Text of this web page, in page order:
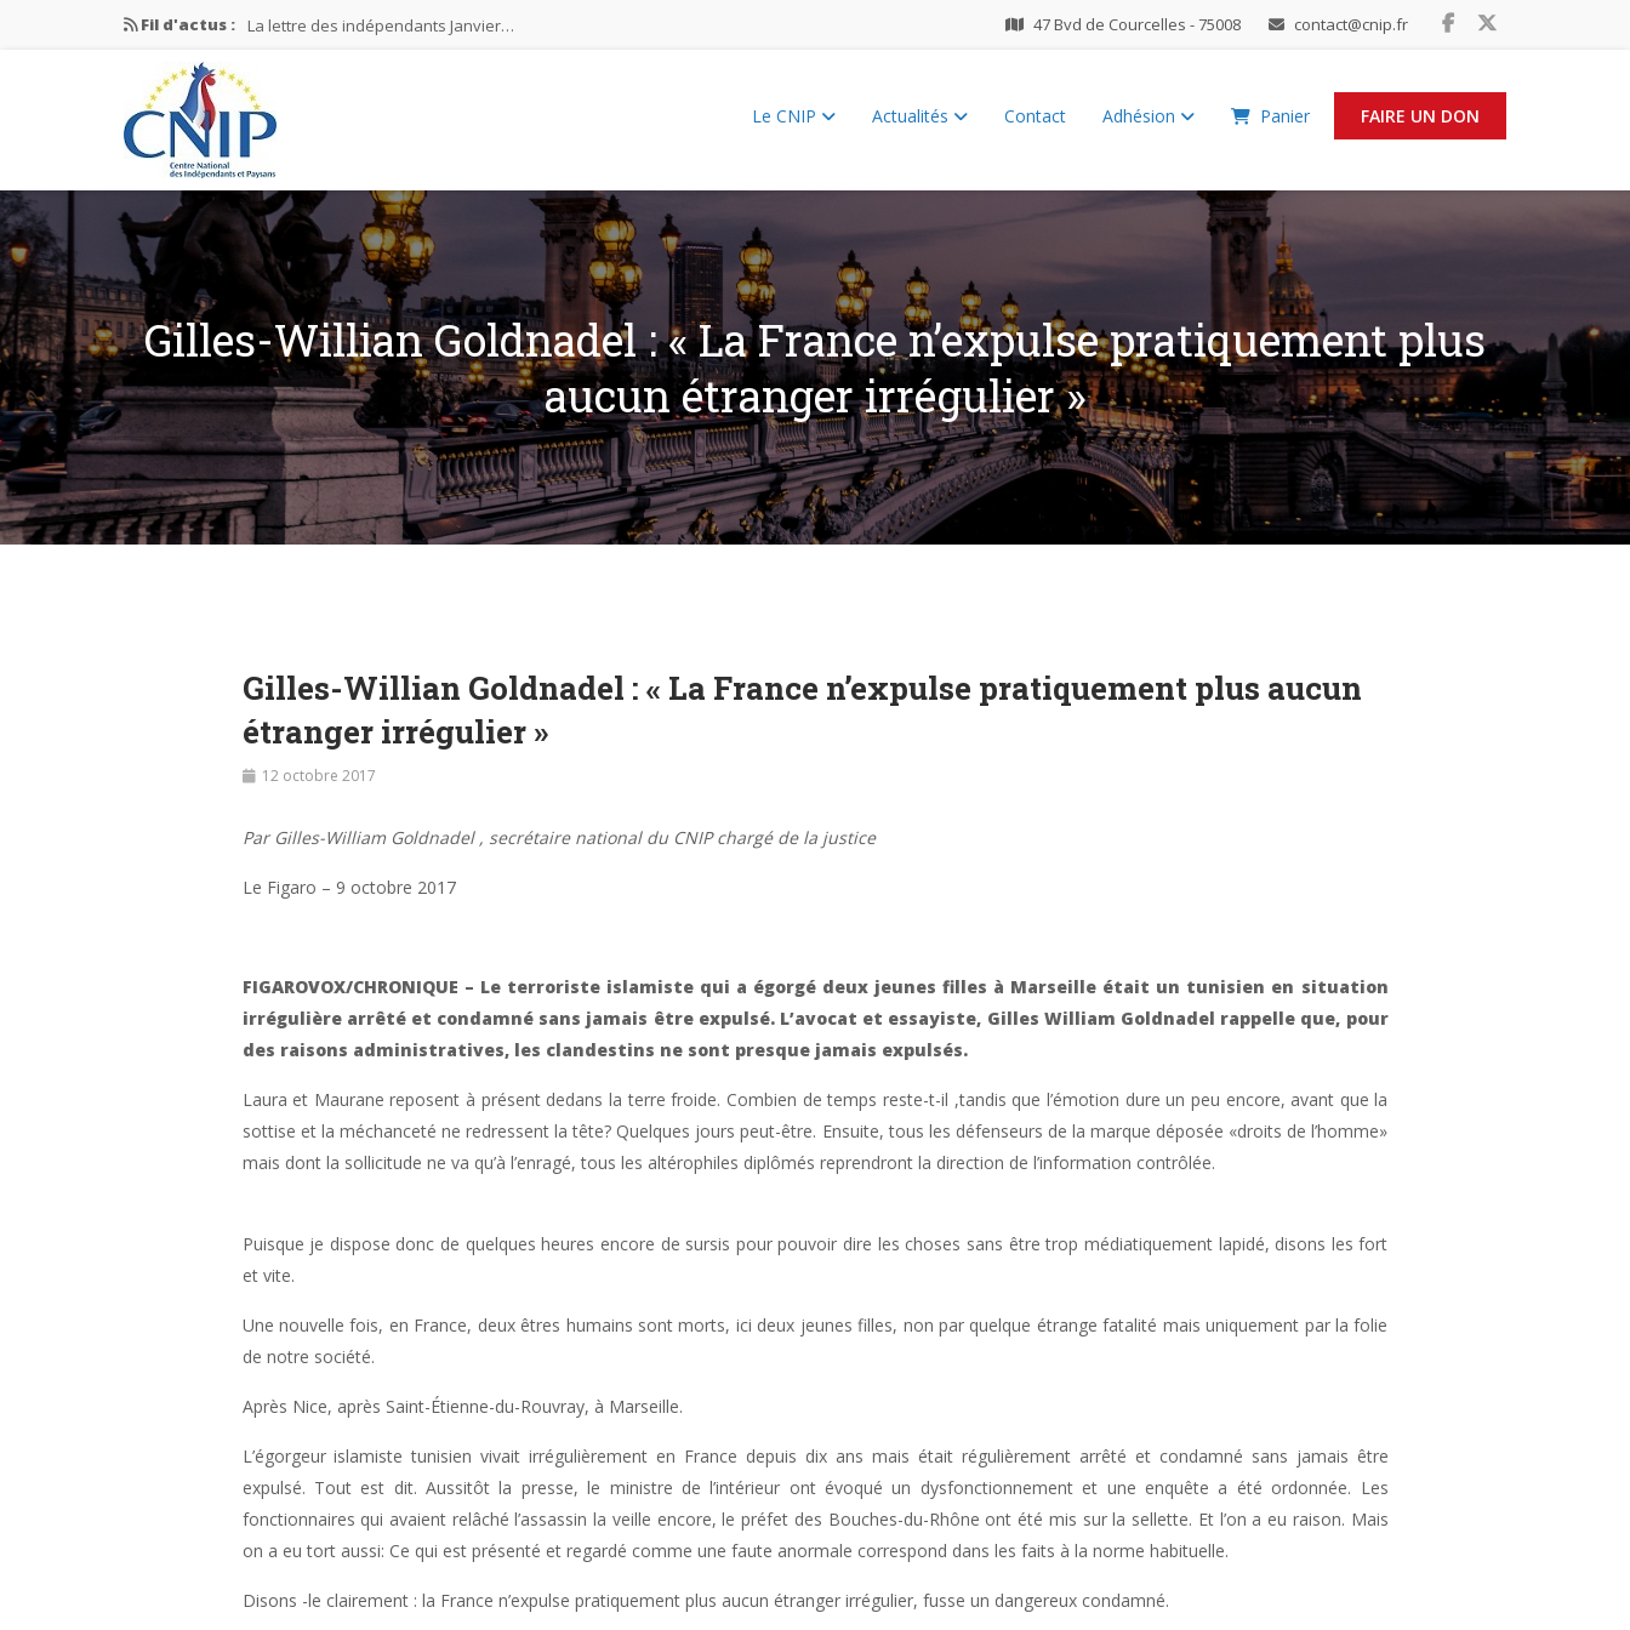
Fil d'actus : La lettre des indépendants Janvier…
La lettre des indépendants Juin…
Mission nationale ÉLECTIONS MUNICIPALES 2026
La lettre des indépendants N°2-2026
47 Bvd de Courcelles - 75008 contact@cnip.fr
FAIRE UN DON
Le CNIP Actualités Contact Adhésion Panier
Gilles-Willian Goldnadel : « La France n’expulse pratiquement plus
aucun étranger irrégulier »
Gilles-Willian Goldnadel : « La France n’expulse pratiquement plus aucun
étranger irrégulier »
12 octobre 2017
Par Gilles-William Goldnadel , secrétaire national du CNIP chargé de la justice
Le Figaro – 9 octobre 2017
FIGAROVOX/CHRONIQUE – Le terroriste islamiste qui a égorgé deux jeunes filles à Marseille était un tunisien en situation
irrégulière arrêté et condamné sans jamais être expulsé. L’avocat et essayiste, Gilles William Goldnadel rappelle que, pour
des raisons administratives, les clandestins ne sont presque jamais expulsés.
Laura et Maurane reposent à présent dedans la terre froide. Combien de temps reste-t-il ,tandis que l’émotion dure un peu encore, avant que la
sottise et la méchanceté ne redressent la tête? Quelques jours peut-être. Ensuite, tous les défenseurs de la marque déposée «droits de l’homme»
mais dont la sollicitude ne va qu’à l’enragé, tous les altérophiles diplômés reprendront la direction de l’information contrôlée.
Puisque je dispose donc de quelques heures encore de sursis pour pouvoir dire les choses sans être trop médiatiquement lapidé, disons les fort
et vite.
Une nouvelle fois, en France, deux êtres humains sont morts, ici deux jeunes filles, non par quelque étrange fatalité mais uniquement par la folie
de notre société.
Après Nice, après Saint-Étienne-du-Rouvray, à Marseille.
L’égorgeur islamiste tunisien vivait irrégulièrement en France depuis dix ans mais était régulièrement arrêté et condamné sans jamais être
expulsé. Tout est dit. Aussitôt la presse, le ministre de l’intérieur ont évoqué un dysfonctionnement et une enquête a été ordonnée. Les
fonctionnaires qui avaient relâché l’assassin la veille encore, le préfet des Bouches-du-Rhône ont été mis sur la sellette. Et l’on a eu raison. Mais
on a eu tort aussi: Ce qui est présenté et regardé comme une faute anormale correspond dans les faits à la norme habituelle.
Disons -le clairement : la France n’expulse pratiquement plus aucun étranger irrégulier, fusse un dangereux condamné.